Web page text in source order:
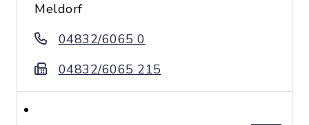
Meldorf
04832/6065 0
04832/6065 215